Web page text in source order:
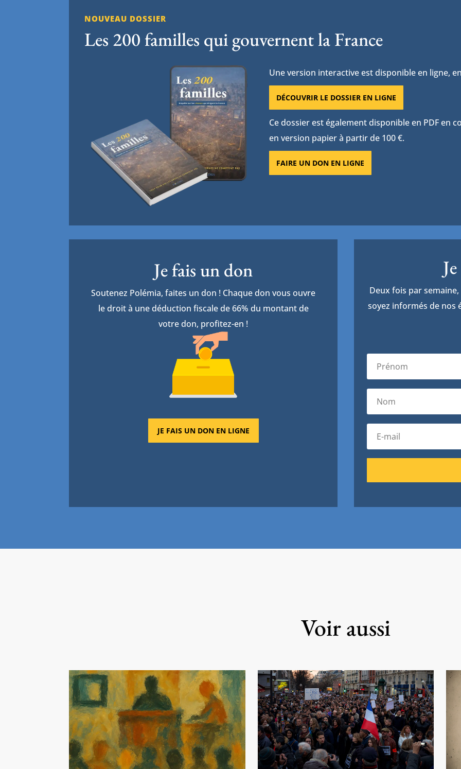
NOUVEAU DOSSIER
Les 200 familles qui gouvernent la France
Une version interactive est disponible en ligne,
DÉCOUVRIR LE DOSSIER EN LIGNE
Ce dossier est également disponible en PDF en
en version papier à partir de 100 €.
FAIRE UN DON EN LIGNE
Je fais un don
Soutenez Polémia, faites un don ! Chaque don vous ouvre
le droit à une déduction fiscale de 66% du montant de
votre don, profitez-en !
JE FAIS UN DON EN LIGNE
Deux fois par
soyez informés de nos
Voir aussi